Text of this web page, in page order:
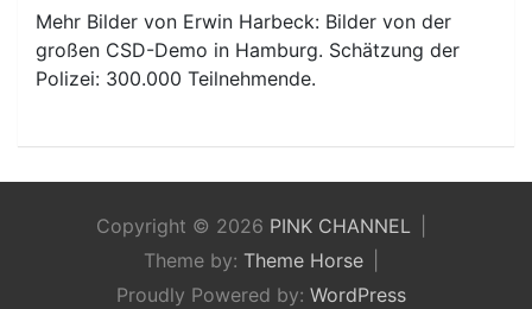
Mehr Bilder von Erwin Harbeck: Bilder von der
großen CSD-Demo in Hamburg. Schätzung der
Polizei: 300.000 Teilnehmende.
Copyright © 2026 PINK CHANNEL
Theme by: Theme Horse
Proudly Powered by: WordPress